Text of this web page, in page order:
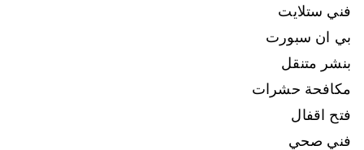
فني ستلايت
بي ان سبورت
بنشر متنقل
مكافحة حشرات
فتح اقفال
فني صحي